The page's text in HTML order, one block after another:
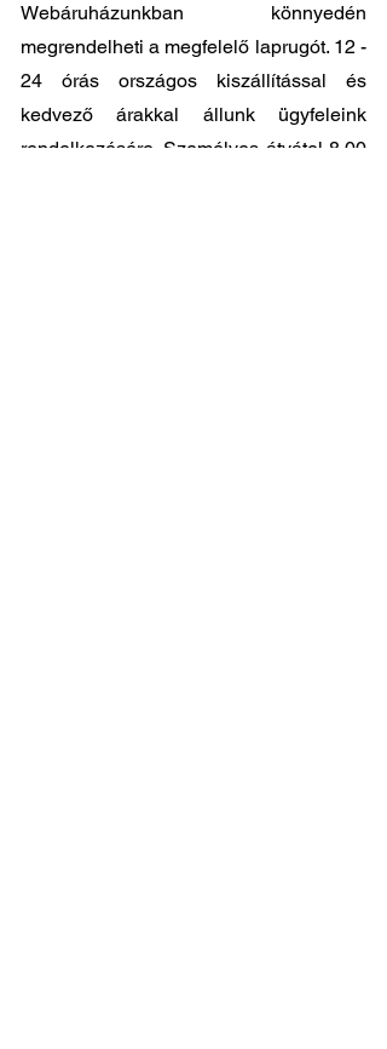
Webáruházunkban könnyedén
megrendelheti a megfelelő laprugót. 12 -
24 órás országos kiszállítással és
kedvező árakkal állunk ügyfeleink
rendelkezésére. Személyes átvátel 8.00